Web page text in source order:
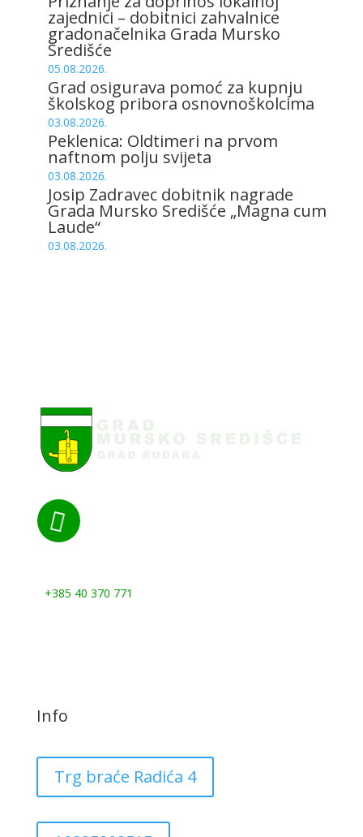
zajednici – dobitnici zahvalnice
gradonačelnika Grada Mursko
Središće
05.08.2026.
Grad osigurava pomoć za kupnju
školskog pribora osnovnoškolcima
03.08.2026.
Peklenica: Oldtimeri na prvom
naftnom polju svijeta
03.08.2026.
Josip Zadravec dobitnik nagrade
Grada Mursko Središće „Magna cum
Laude“
03.08.2026.

+385 40 370 771
Info
Trg braće Radića 4